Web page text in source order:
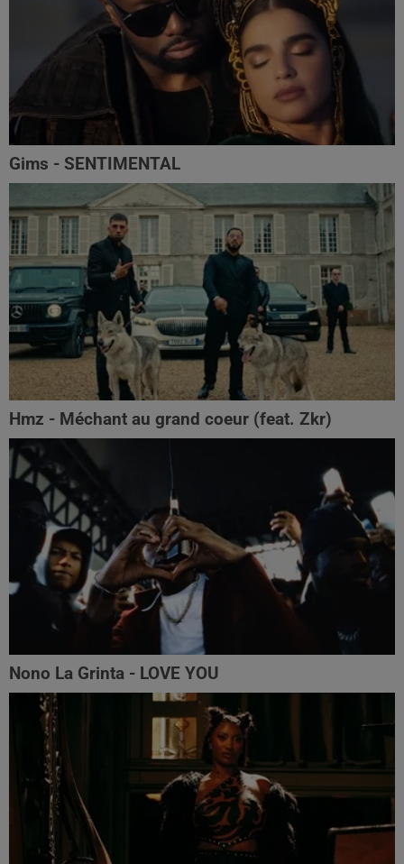
Gims - SENTIMENTAL
Hmz - Méchant au grand coeur (feat. Zkr)
Nono La Grinta - LOVE YOU